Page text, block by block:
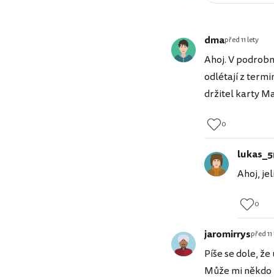
dmapřed 11 lety
Ahoj. V
odlétají z
držitel karty
0
lukas_5
Ahoj,
0
jaromirryspřed
Píše se dole,
Může mi